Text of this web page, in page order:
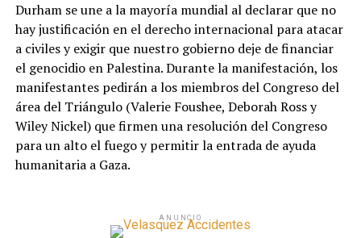
Durham se une a la mayoría mundial al declarar que no
hay justificación en el derecho internacional para atacar
a civiles y exigir que nuestro gobierno deje de financiar
el genocidio en Palestina. Durante la manifestación, los
manifestantes pedirán a los miembros del Congreso del
área del Triángulo (Valerie Foushee, Deborah Ross y
Wiley Nickel) que firmen una resolución del Congreso
para un alto el fuego y permitir la entrada de ayuda
humanitaria a Gaza.
ANUNCIO